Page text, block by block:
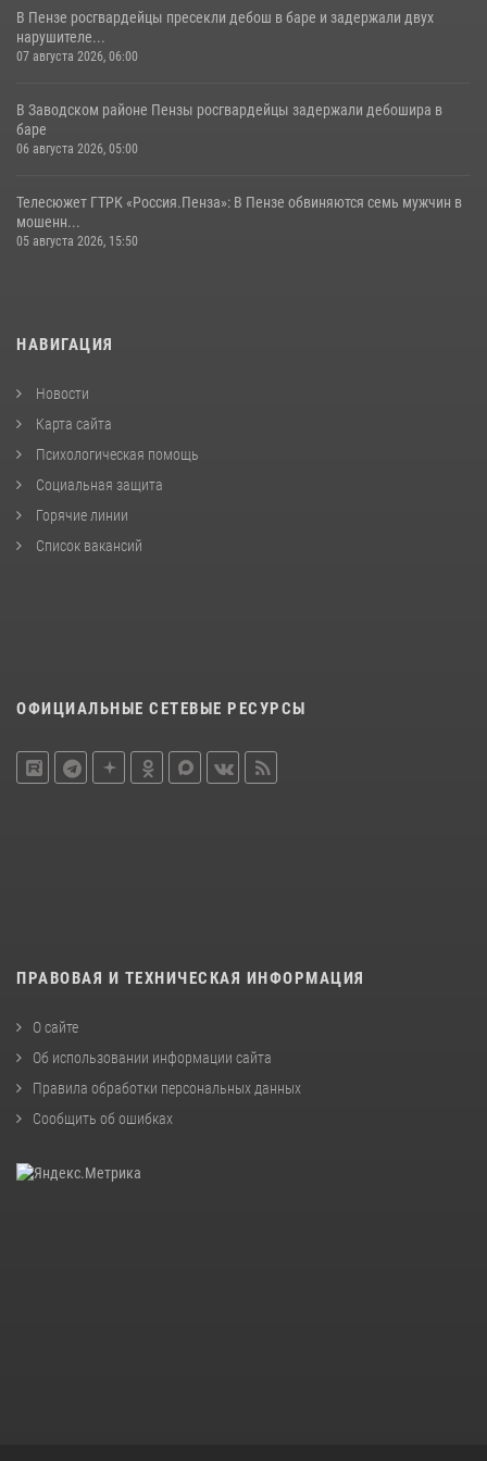
В Пензе росгвардейцы пресекли дебош в баре и задержали двух
нарушителе...
07 августа 2026, 06:00
В Заводском районе Пензы росгвардейцы задержали дебошира в
баре
06 августа 2026, 05:00
Телесюжет ГТРК «Россия.Пенза»: В Пензе обвиняются семь мужчин в
мошенн...
05 августа 2026, 15:50
НАВИГАЦИЯ
Новости
Карта сайта
Психологическая помощь
Социальная защита
Горячие линии
Список вакансий
ОФИЦИАЛЬНЫЕ СЕТЕВЫЕ РЕСУРСЫ
ПРАВОВАЯ И ТЕХНИЧЕСКАЯ ИНФОРМАЦИЯ
О сайте
Об использовании информации сайта
Правила обработки персональных данных
Сообщить об ошибках